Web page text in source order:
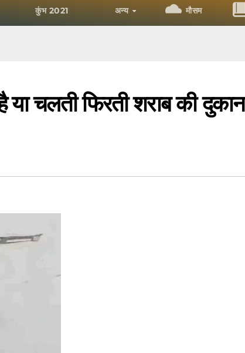
कुंभ 2021 अन्य मौसम
चलती फिरती शराब की दुकान